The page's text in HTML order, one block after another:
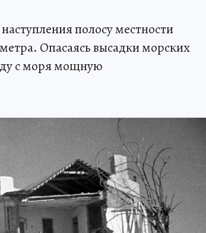
полосу местности
Опасаясь высадки морских
с моря мощную